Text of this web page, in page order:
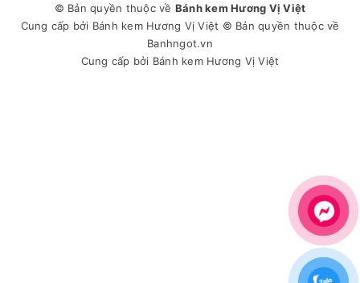
© Bản quyền thuộc về Bánh kem Hương Vị Việt
Cung cấp bởi Bánh kem Hương Vị Việt © Bản quyền thuộc về
Banhngot.vn
Cung cấp bởi Bánh kem Hương Vị Việt